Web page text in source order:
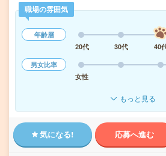
職場の雰囲気
年齢層
20代
30代 40
男女比率
女性
もっと見る
気になる! 応募へ進む